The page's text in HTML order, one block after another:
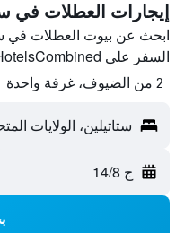
إيجارات العطلات في
ابحث عن بيوت العطلات في
السفر على HotelsCombined وقارن بينها ووفّر.
2 من الضيوف، غرفة واحدة
ستاتيلين، الولايات
ج 14/8